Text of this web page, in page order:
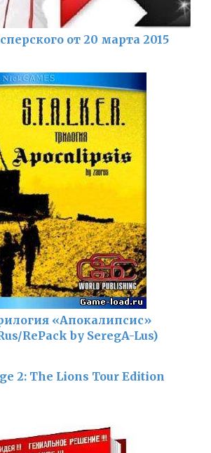
от 20 марта 2015
«Апокалипсис»
RePack by SeregA-Lus)
2: The Lions Tour Edition